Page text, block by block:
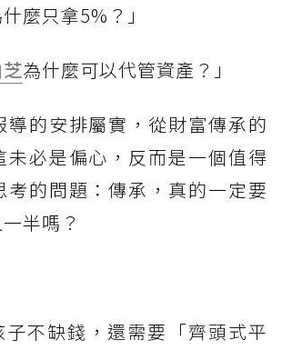
麼只拿5%？」
為什麼可以代管資產？」
導的安排屬實，從財富傳承的
未必是偏心，反而是一個值得
考的問題：傳承，真的一定要
半嗎？
子不缺錢，還需要「齊頭式平